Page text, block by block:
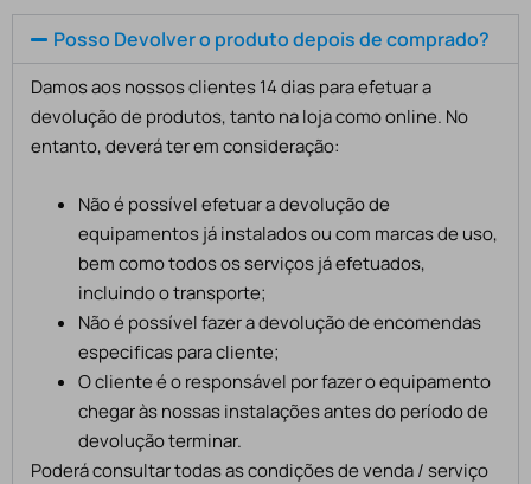
Posso Devolver o produto depois de comprado?
Damos aos nossos clientes 14 dias para efetuar a
devolução de produtos, tanto na loja como online. No
entanto, deverá ter em consideração:
Não é possível efetuar a devolução de
equipamentos já instalados ou com marcas de uso,
bem como todos os serviços já efetuados,
incluindo o transporte;
Não é possível fazer a devolução de encomendas
especificas para cliente;
O cliente é o responsável por fazer o equipamento
chegar às nossas instalações antes do período de
devolução terminar.
Poderá consultar todas as condições de venda / serviço